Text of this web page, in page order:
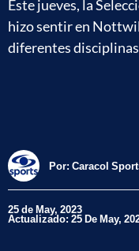
Este jueves, la
hizo sentir en
diferentes
Por: Caracol
25 de May, 2023
Actualizado: 25 De May,